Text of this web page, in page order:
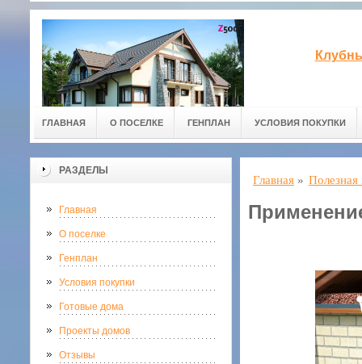
ГЛАВНАЯ О ПОСЕЛКЕ ГЕНПЛАН УСЛОВИЯ ПОКУПКИ
РАЗДЕЛЫ
Главная
О поселке
Генплан
Условия покупки
Готовые дома
Проекты домов
Отзывы
Главная »